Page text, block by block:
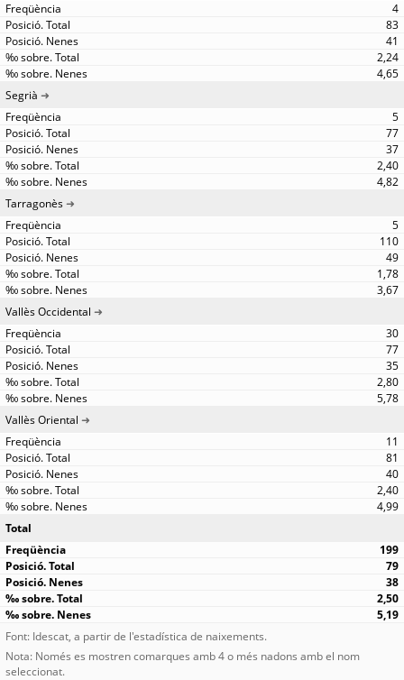
4
83
41
2,24
4,65
Segrià
5
77
37
2,40
4,82
Tarragonès
5
110
49
1,78
3,67
Vallès Occidental
30
77
35
2,80
5,78
Vallès Oriental
11
81
40
2,40
4,99
Total
199
79
38
2,50
5,19
Font: Idescat, a partir de l'estadística de naixements.
Nota: Només es mostren comarques amb 4 o més nadons amb el nom
seleccionat.